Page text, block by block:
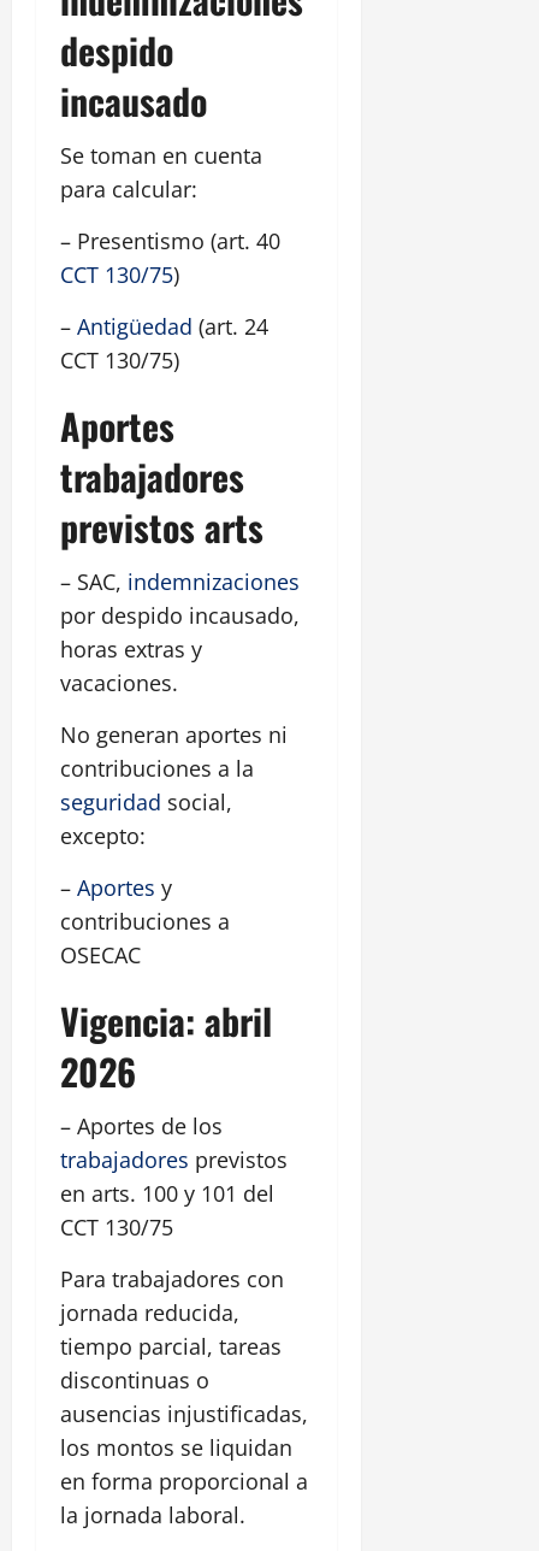
despido
incausado
Se toman en cuenta
para calcular:
– Presentismo (art. 40
CCT 130/75)
– Antigüedad (art. 24
CCT 130/75)
Aportes
trabajadores
previstos arts
– SAC, indemnizaciones
por despido incausado,
horas extras y
vacaciones.
No generan aportes ni
contribuciones a la
seguridad social,
excepto:
– Aportes y
contribuciones a
OSECAC
Vigencia: abril
2026
– Aportes de los
trabajadores previstos
en arts. 100 y 101 del
CCT 130/75
Para trabajadores con
jornada reducida,
tiempo parcial, tareas
discontinuas o
ausencias injustificadas,
los montos se liquidan
en forma proporcional a
la jornada laboral.